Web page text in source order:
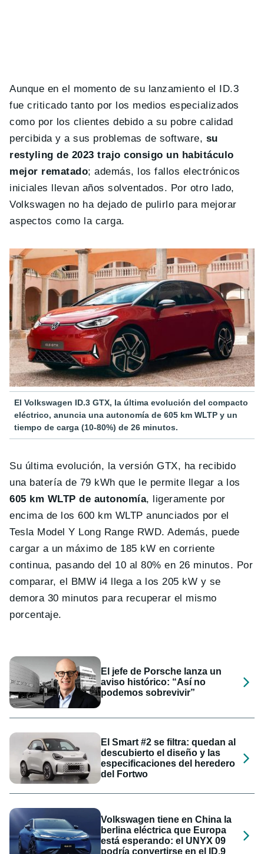
Aunque en el momento de su lanzamiento el ID.3
fue criticado tanto por los medios especializados
como por los clientes debido a su pobre calidad
percibida y a sus problemas de software, su
restyling de 2023 trajo consigo un habitáculo
mejor rematado; además, los fallos electrónicos
iniciales llevan años solventados. Por otro lado,
Volkswagen no ha dejado de pulirlo para mejorar
aspectos como la carga.
El Volkswagen ID.3 GTX, la última evolución del compacto
eléctrico, anuncia una autonomía de 605 km WLTP y un
tiempo de carga (10-80%) de 26 minutos.
Su última evolución, la versión GTX, ha recibido
una batería de 79 kWh que le permite llegar a los
605 km WLTP de autonomía, ligeramente por
encima de los 600 km WLTP anunciados por el
Tesla Model Y Long Range RWD. Además, puede
cargar a un máximo de 185 kW en corriente
continua, pasando del 10 al 80% en 26 minutos. Por
comparar, el BMW i4 llega a los 205 kW y se
demora 30 minutos para recuperar el mismo
porcentaje.
El jefe de Porsche lanza un
aviso histórico: “Así no
podemos sobrevivir”
El Smart #2 se filtra: quedan al
descubierto el diseño y las
especificaciones del heredero
del Fortwo
Volkswagen tiene en China la
berlina eléctrica que Europa
está esperando: el UNYX 09
podría convertirse en el ID.9